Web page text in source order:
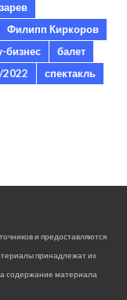
Филипп Киркоров
бизнес
балет
2022
спектакль
и предоставляются
принадлежат их
содержание материала